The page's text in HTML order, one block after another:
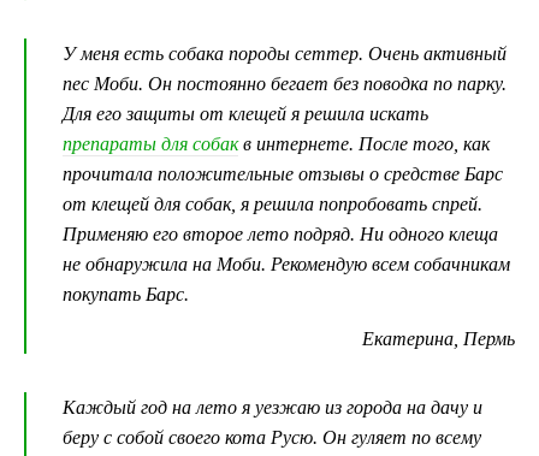
У меня есть собака породы сеттер. Очень активный
пес Моби. Он постоянно бегает без поводка по парку.
Для его защиты от клещей я решила искать
препараты для собакв интернете. После того, как
прочитала положительные отзывы о средстве Барс
от клещей для собак, я решила попробовать спрей.
Применяю его второе лето подряд. Ни одного клеща
не обнаружила на Моби. Рекомендую всем собачникам
покупать Барс.
Екатерина, Пермь
Каждый год на лето я уезжаю из города на дачу и
беру с собой своего кота Русю. Он гуляет по всему